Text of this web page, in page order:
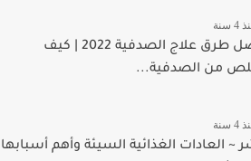
افضل طرق علاج الصدفية 2022 | كيف
من الصدفية...
العادات الغذائية السيئة وأهم أسبابها